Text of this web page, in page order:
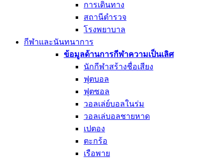
การเดินทาง
สถานีตำรวจ
โรงพยาบาล
กีฬาและนันทนาการ
ข้อมูลด้านการกีฬาความเป็นเลิศ
นักกีฬาสร้างชื่อเสียง
ฟุตบอล
ฟุตซอล
วอลเล่ย์บอลในร่ม
วอลเล่บอลชายหาด
เปตอง
ตะกร้อ
เรือพาย